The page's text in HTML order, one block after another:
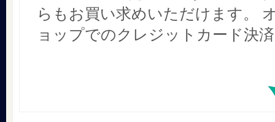
らもお買い求めいただけます。
ョップでのクレジットカード決